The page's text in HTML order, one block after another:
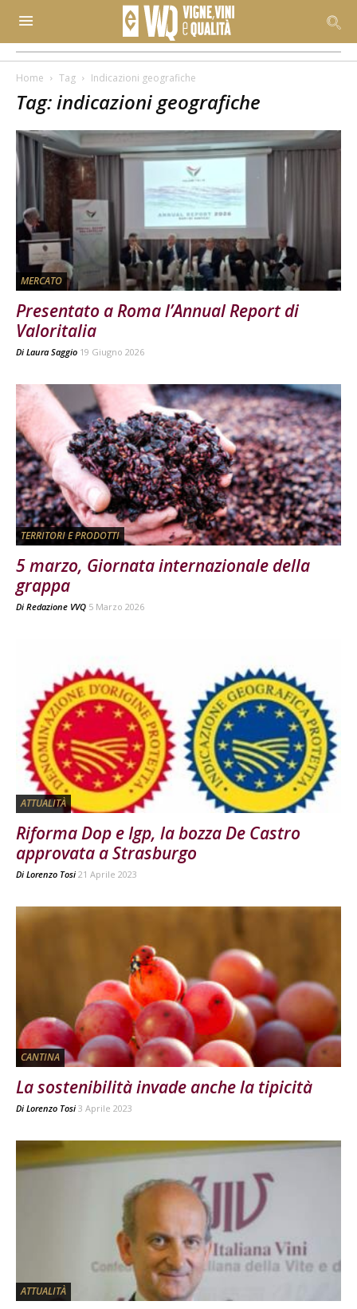
Home Tag Indicazioni geografiche
Tag: indicazioni geografiche
MERCATO
Presentato a Roma l’Annual Report di
Valoritalia
Di Laura Saggio 19 Giugno 2026
TERRITORI E PRODOTTI
5 marzo, Giornata internazionale della
grappa
Di Redazione VVQ 5 Marzo 2026
ATTUALITÀ
Riforma Dop e Igp, la bozza De Castro
approvata a Strasburgo
Di Lorenzo Tosi 21 Aprile 2023
CANTINA
La sostenibilità invade anche la tipicità
Di Lorenzo Tosi 3 Aprile 2023
ATTUALITÀ